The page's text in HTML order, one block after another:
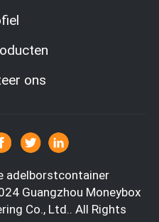
de
in China. Het bedrijf is
en handel, vervoer en
ons
adelborstcontainer
Guangzhou Moneybox
Co., Ltd.. All Rights